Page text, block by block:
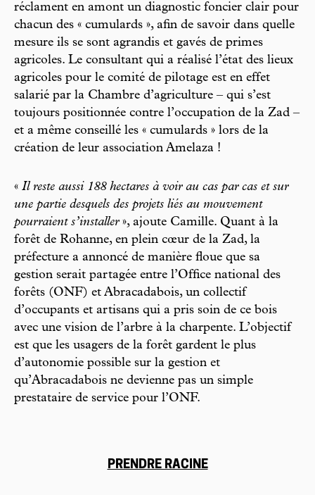
réclament en amont un diagnostic foncier clair pour
chacun des « cumulards », afin de savoir dans quelle
mesure ils se sont agrandis et gavés de primes
agricoles. Le consultant qui a réalisé l’état des lieux
agricoles pour le comité de pilotage est en effet
salarié par la Chambre d’agriculture – qui s’est
toujours positionnée contre l’occupation de la Zad –
et a même conseillé les « cumulards » lors de la
création de leur association Amelaza !
« Il reste aussi 188 hectares à voir au cas par cas et sur
une partie desquels des projets liés au mouvement
pourraient s’installer», ajoute Camille. Quant à la
forêt de Rohanne, en plein cœur de la Zad, la
préfecture a annoncé de manière floue que sa
gestion serait partagée entre l’Office national des
forêts (ONF) et Abracadabois, un collectif
d’occupants et artisans qui a pris soin de ce bois
avec une vision de l’arbre à la charpente. L’objectif
est que les usagers de la forêt gardent le plus
d’autonomie possible sur la gestion et
qu’Abracadabois ne devienne pas un simple
prestataire de service pour l’ONF.
PRENDRE RACINE